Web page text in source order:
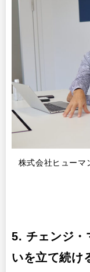
株式会社ヒュー
5. チェンジ
いを立て続け